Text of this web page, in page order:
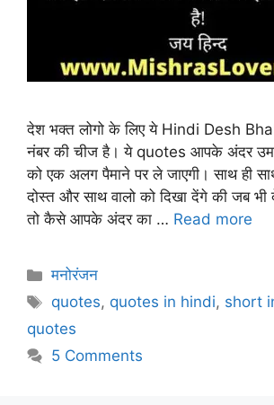
देश भक्त लोगो के लिए ये Hindi Desh
नंबर की चीज है। ये quotes आपके अंदर
को एक अलग पैमाने पर ले जाएगी। साथ ही
दोस्त और साथ वालो को दिखा देंगे की जब
तो कैसे आपके अंदर का … Read more
Categories
मनोरंजन
Tags
quotes, quotes in hindi, short
quotes
5 Comments